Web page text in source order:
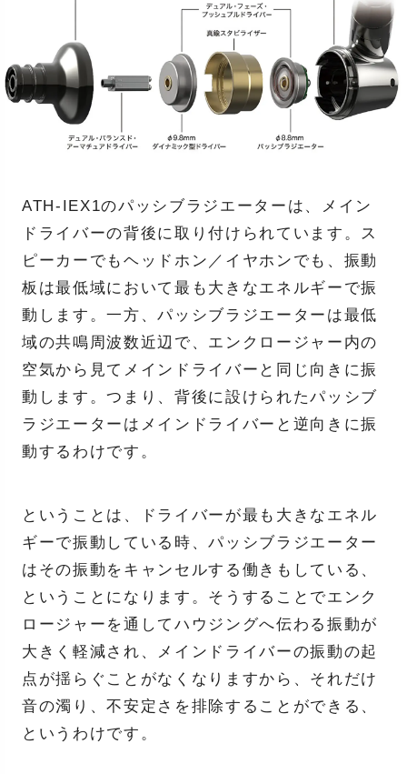
ATH-IEX1のパッシブラジエーターは、メイン
ドライバーの背後に取り付けられています。ス
ピーカーでもヘッドホン／イヤホンでも、振動
板は最低域において最も大きなエネルギーで振
動します。一方、パッシブラジエーターは最低
域の共鳴周波数近辺で、エンクロージャー内の
空気から見てメインドライバーと同じ向きに振
動します。つまり、背後に設けられたパッシブ
ラジエーターはメインドライバーと逆向きに振
動するわけです。
ということは、ドライバーが最も大きなエネル
ギーで振動している時、パッシブラジエーター
はその振動をキャンセルする働きもしている、
ということになります。そうすることでエンク
ロージャーを通してハウジングへ伝わる振動が
大きく軽減され、メインドライバーの振動の起
点が揺らぐことがなくなりますから、それだけ
音の濁り、不安定さを排除することができる、
というわけです。